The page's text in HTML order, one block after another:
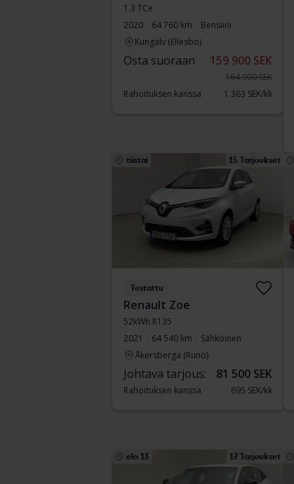
1.3 TCe
2020
64 760 km
Bensiini
Kungälv (Ellesbo)
Osta suoraan 159 900 SEK
164 900 SEK
Rahoituksen kanssa
1 363 SEK/kk
tiistai 15 Tarjoukset
Testattu
Renault Zoe
52kWh R135
2021
64 540 km
Sähköinen
Åkersberga (Runö)
Johtava tarjous: 81 500 SEK
Rahoituksen kanssa 695 SEK/kk
elo 13 17 Tarjoukset